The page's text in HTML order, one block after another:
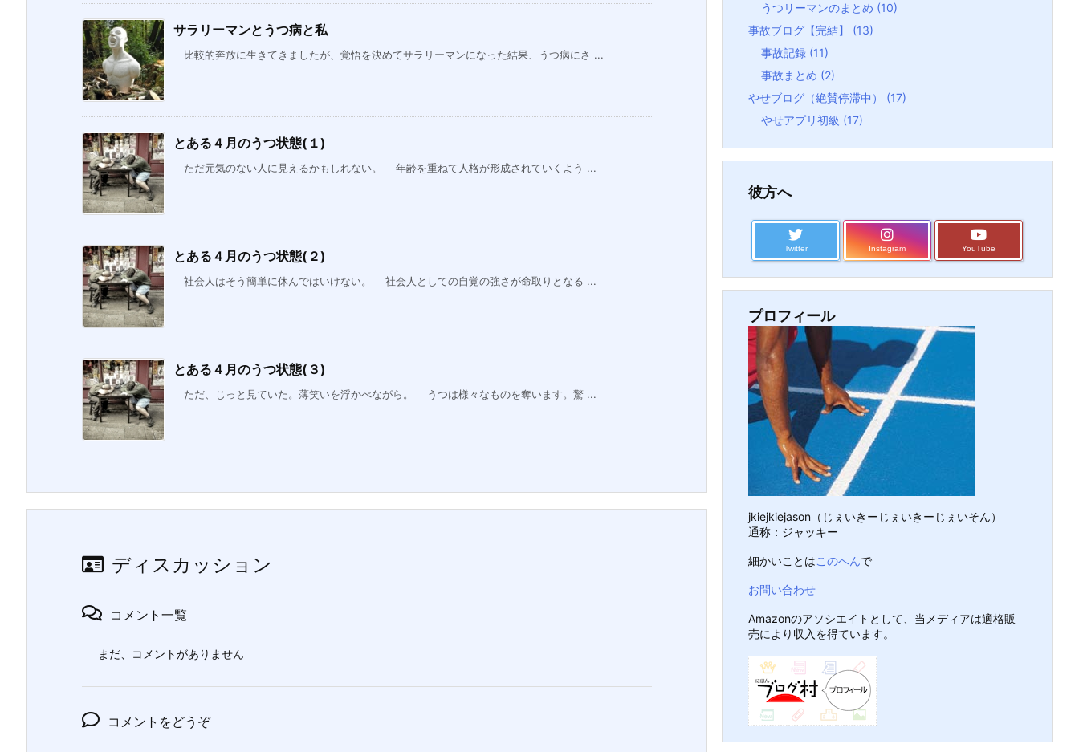
サラリーマンとうつ病と私
比較的奔放に生きてきましたが、覚悟を決めてサラリーマンになった結果、うつ病にさ ...
とある４月のうつ状態(１)
ただ元気のない人に見えるかもしれない。 年齢を重ねて人格が形成されていくよう ...
とある４月のうつ状態(２)
社会人はそう簡単に休んではいけない。 社会人としての自覚の強さが命取りとなる ...
とある４月のうつ状態(３)
ただ、じっと見ていた。薄笑いを浮かべながら。 うつは様々なものを奪います。驚 ...
ディスカッション
コメント一覧
まだ、コメントがありません
コメントをどうぞ
うつリーマンのまとめ (10)
事故ブログ【完結】 (13)
事故記録 (11)
事故まとめ (2)
やせブログ（絶賛停滞中） (17)
やせアプリ初級 (17)
彼方へ
Twitter Instagram YouTube
プロフィール
jkiejkiejason（じぇいきーじぇいきーじぇいそん）
通称：ジャッキー
細かいことはこのへんで
お問い合わせ
Amazonのアソシエイトとして、当メディアは適格販
売により収入を得ています。